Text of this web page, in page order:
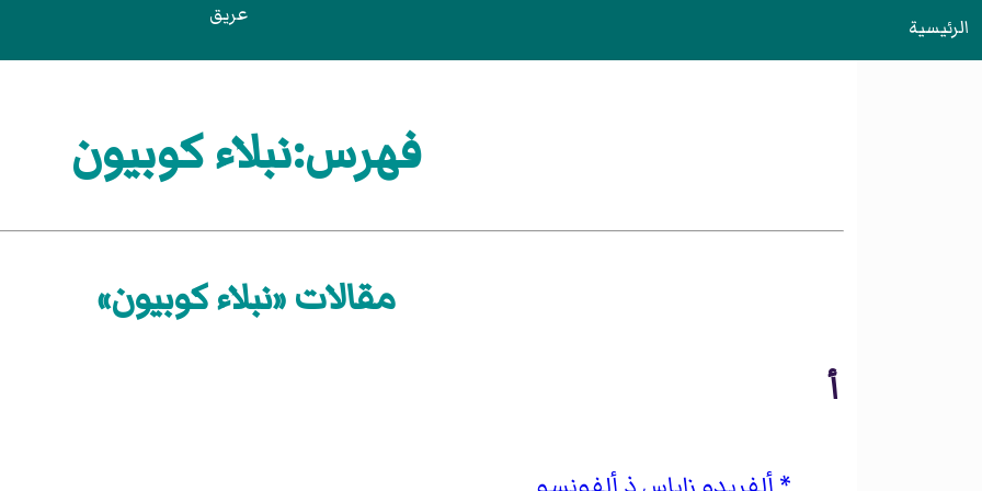
الرئيسية عريق
فهرس:نبلاء كوبيون
مقالات «نبلاء كوبيون»
أ